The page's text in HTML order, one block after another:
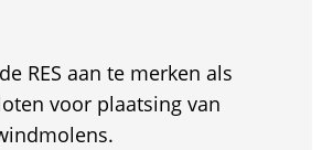
RES aan te merken als
voor plaatsing van